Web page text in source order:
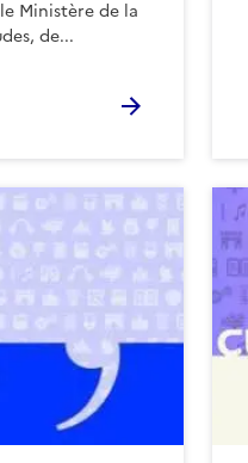
Ministère de la
de...